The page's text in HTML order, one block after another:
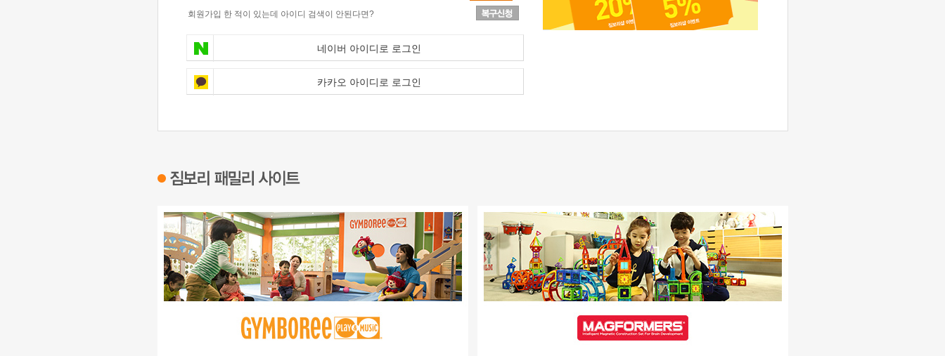
회원가입 한 적이 있는데 아이디 검색이 안된다면?
네이버 아이디로 로그인
카카오 아이디로 로그인